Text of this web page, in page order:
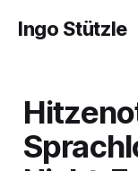
Ingo Stützle